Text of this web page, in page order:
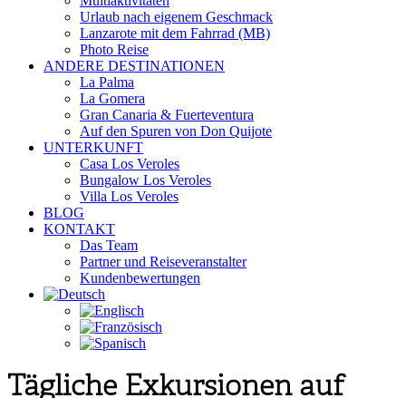
Urlaub nach eigenem Geschmack
Lanzarote mit dem Fahrrad (MB)
Photo Reise
ANDERE DESTINATIONEN
La Palma
La Gomera
Gran Canaria & Fuerteventura
Auf den Spuren von Don Quijote
UNTERKUNFT
Casa Los Veroles
Bungalow Los Veroles
Villa Los Veroles
BLOG
KONTAKT
Das Team
Partner und Reiseveranstalter
Kundenbewertungen
Tägliche Exkursionen auf